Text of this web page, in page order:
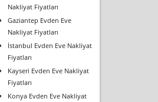
Nakliyat Fiyatları
Gaziantep Evden Eve
Nakliyat Fiyatları
İstanbul Evden Eve Nakliyat
Fiyatları
Kayseri Evden Eve Nakliyat
Fiyatları
Konya Evden Eve Nakliyat